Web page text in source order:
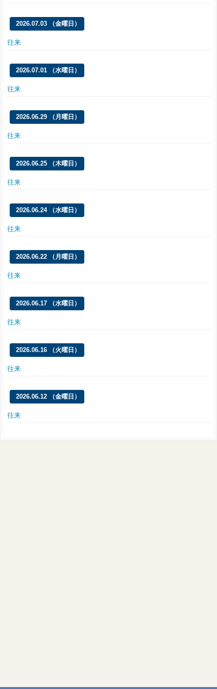
2026.07.03 （金曜日）
往来
2026.07.01 （水曜日）
往来
2026.06.29 （月曜日）
往来
2026.06.25 （木曜日）
往来
2026.06.24 （水曜日）
往来
2026.06.22 （月曜日）
往来
2026.06.17 （水曜日）
往来
2026.06.16 （火曜日）
往来
2026.06.12 （金曜日）
往来